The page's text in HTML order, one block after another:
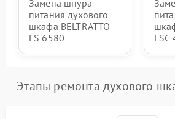
Замена шнура
питания духового
шкафа BELTRATTO
FS 6580
FSC
Этапы ремонта духового